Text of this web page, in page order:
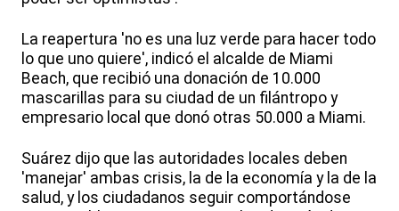
La reapertura 'no es una luz verde para hacer todo
lo que uno quiere', indicó el alcalde de Miami
Beach, que recibió una donación de 10.000
mascarillas para su ciudad de un filántropo y
empresario local que donó otras 50.000 a Miami.
Suárez dijo que las autoridades locales deben
'manejar' ambas crisis, la de la economía y la de la
salud, y los ciudadanos seguir comportándose